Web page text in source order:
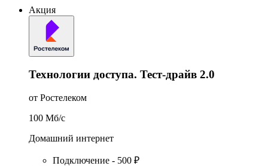
Акция
Технологии доступа. Тест-драйв 2.0
от Ростелеком
100 Мб/c
Домашний интернет
Подключение - 500 ₽